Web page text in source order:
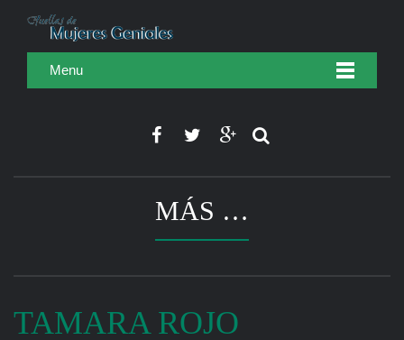
Menu
MÁS …
TAMARA ROJO